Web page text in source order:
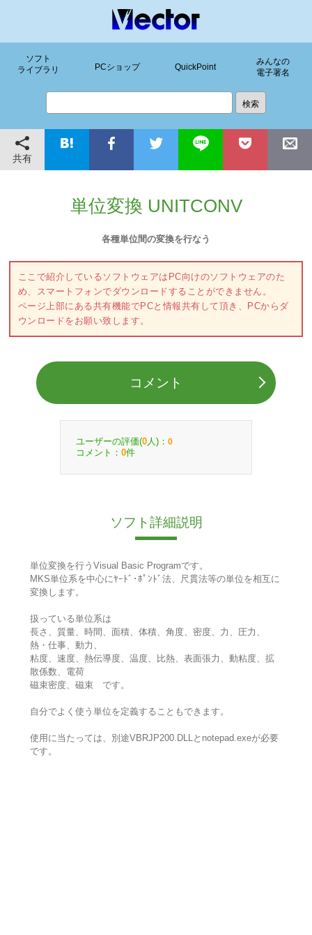
ソフト
ライブラリ
PCショップ QuickPoint
みんなの
電子署名
共有
単位変換 UNITCONV
各種単位間の変換を行なう
ここで紹介しているソフトウェアはPC向けのソフトウェアのた
め、スマートフォンでダウンロードすることができません。
ページ上部にある共有機能でPCと情報共有して頂き、PCからダ
ウンロードをお願い致します。
コメント
ユーザーの評価(0 人)： 0
コメント： 0件
ソフト詳細説明
単位変換を行うVisual Basic Programです。
MKS単位系を中心にﾔｰﾄﾞ･ﾎﾟﾝﾄﾞ法、尺貫法等の単位を相互に
変換します。
扱っている単位系は
長さ、質量、時間、面積、体積、角度、密度、力、圧力、
熱・仕事、動力、
粘度、速度、熱伝導度、温度、比熱、表面張力、動粘度、拡
散係数、電荷
磁束密度、磁束 です。
自分でよく使う単位を定義することもできます。
使用に当たっては、別途VBRJP200.DLLとnotepad.exeが必要
です。